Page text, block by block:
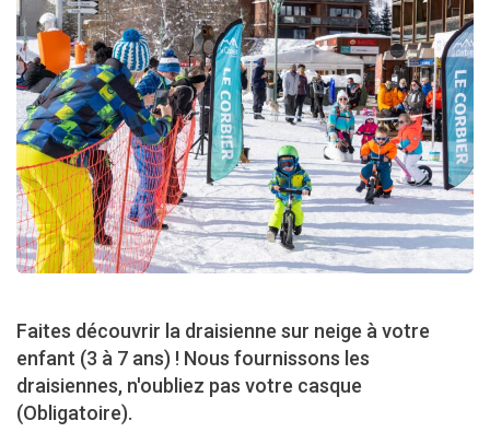
Faites découvrir la draisienne sur neige à votre
enfant (3 à 7 ans) ! Nous fournissons les
draisiennes, n'oubliez pas votre casque
(Obligatoire).